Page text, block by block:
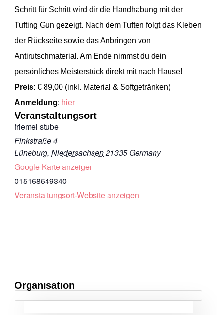
Schritt für Schritt wird dir die Handhabung mit der
Tufting Gun gezeigt. Nach dem Tuften folgt das Kleben
der Rückseite sowie das Anbringen von
Antirutschmaterial. Am Ende nimmst du dein
persönliches Meisterstück direkt mit nach Hause!
Preis: € 89,00 (inkl. Material & Softgetränken)
Anmeldung: hier
Veranstaltungsort
friemel stube
Finkstraße 4
Lüneburg, Niedersachsen21335 Germany
Google Karte anzeigen
015168549340
Veranstaltungsort-Website anzeigen
Organisation